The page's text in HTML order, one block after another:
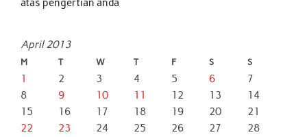
atas pengertian anda
April 2013
M T W T F S S
1 2 3 4 5 6
7
8
9 10 11 12 13
14
15
16 17 18 19 20
21
22
23 24 25 26 27
28